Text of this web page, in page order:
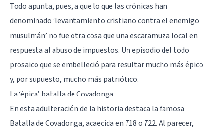
Todo apunta, pues, a que lo que las crónicas han
denominado ‘levantamiento cristiano contra el enemigo
musulmán’ no fue otra cosa que una escaramuza local en
respuesta al abuso de impuestos. Un episodio del todo
prosaico que se embelleció para resultar mucho más épico
y, por supuesto, mucho más patriótico.
La ‘épica’ batalla de Covadonga
En esta adulteración de la historia destaca la famosa
Batalla de Covadonga, acaecida en 718 o 722. Al parecer,